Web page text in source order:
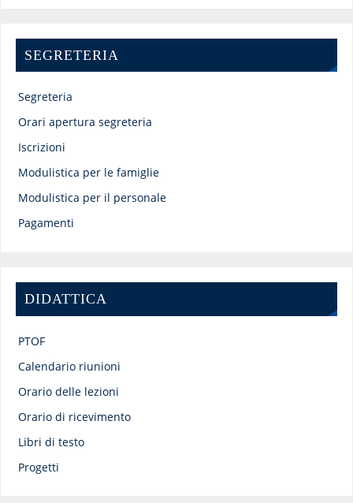
SEGRETERIA
Segreteria
Orari apertura segreteria
Iscrizioni
Modulistica per le famiglie
Modulistica per il personale
Pagamenti
DIDATTICA
PTOF
Calendario riunioni
Orario delle lezioni
Orario di ricevimento
Libri di testo
Progetti